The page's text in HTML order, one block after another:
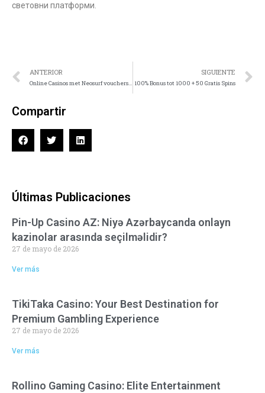
световни платформи.
ANTERIOR
Online Casinos met Neosurf vouchers Betalen: Beveiligd en Discreet Betalen
SIGUIENTE
100% Bonus tot 1000 + 50 Gratis Spins
Compartir
Últimas Publicaciones
Pin-Up Casino AZ: Niyə Azərbaycanda onlayn
kazinolar arasında seçilməlidir?
27 de mayo de 2026
Ver más
TikiTaka Casino: Your Best Destination for
Premium Gambling Experience
27 de mayo de 2026
Ver más
Rollino Gaming Casino: Elite Entertainment